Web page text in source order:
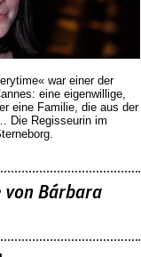
war einer der
eine eigenwillige,
eine ­Familie, die aus der
Die Regisseurin im
von Bárbara